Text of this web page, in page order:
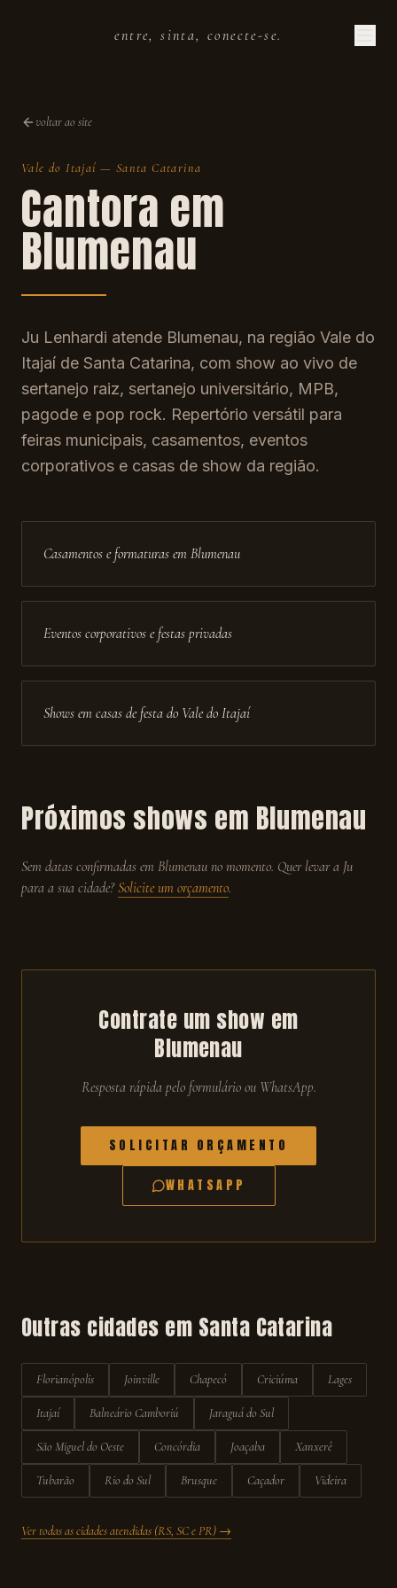
entre, sinta, conecte-se.
voltar ao site
Vale do Itajaí — Santa Catarina
Cantora em
Blumenau
Ju Lenhardi atende Blumenau, na região Vale do
Itajaí de Santa Catarina, com show ao vivo de
sertanejo raiz, sertanejo universitário, MPB,
pagode e pop rock. Repertório versátil para
feiras municipais, casamentos, eventos
corporativos e casas de show da região.
Casamentos e formaturas em Blumenau
Eventos corporativos e festas privadas
Shows em casas de festa do Vale do Itajaí
Próximos shows em Blumenau
Sem datas confirmadas em Blumenau no momento. Quer levar a Ju
para a sua cidade? Solicite um orçamento.
Contrate um show em
Blumenau
Resposta rápida pelo formulário ou WhatsApp.
SOLICITAR ORÇAMENTO
WHATSAPP
Outras cidades em Santa Catarina
Florianópolis Joinville Chapecó Criciúma Lages
Itajaí Balneário Camboriú Jaraguá do Sul
São Miguel do Oeste Concórdia Joaçaba Xanxerê
Tubarão Rio do Sul Brusque Caçador Videira
Ver todas as cidades atendidas (RS, SC e PR) →